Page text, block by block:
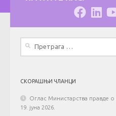
СКОРАШЊИ ЧЛАНЦИ
Оглас Министарства правде
19. јуна 2026.